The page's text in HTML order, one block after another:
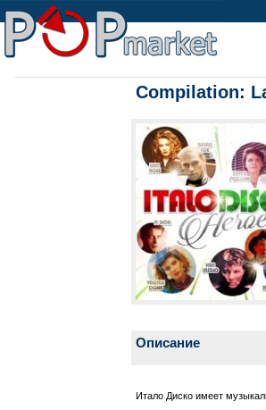
Compilation:
Описание
Итало Диско имеет